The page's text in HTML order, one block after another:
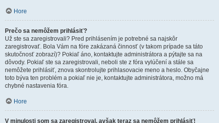
Hore
Prečo sa nemôžem prihlásiť?
Už ste sa zaregistrovali? Pred prihlásením je potrebné sa najskôr
zaregistrovať. Bola Vám na fóre zakázaná činnosť (v takom prípade sa táto
skutočnosť zobrazí)? Pokiaľ áno, kontaktujte administrátora a pýtajte sa na
dôvody. Pokiaľ ste sa zaregistrovali, neboli ste z fóra vylúčení a stále sa
nemôžete prihlásiť, znova skontrolujte prihlasovacie meno a heslo. Obyčajne
toto býva ten problém a pokiaľ nie je, kontaktujte administrátora, možno má
chybné nastavenia fóra.
Hore
V minulosti som sa zaregistroval, avšak teraz sa nemôžem prihlásiť!